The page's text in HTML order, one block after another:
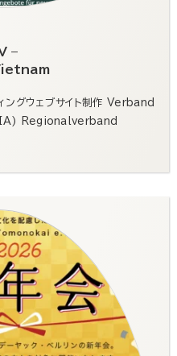
–
ングウェブサイト制作 Verband
Regionalverband